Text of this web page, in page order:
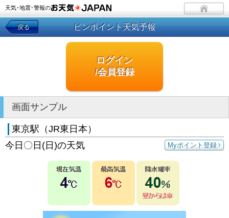
天気･地震･警報の
戻る ピンポイント天気予報
ログイン
/会員登録
画面サンプル
東京駅（JR東日本）
Myポイント登録
今日〇日(日)の天気